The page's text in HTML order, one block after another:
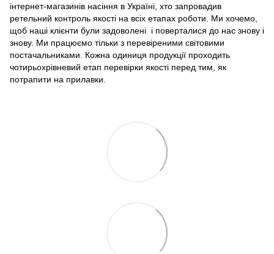
інтернет-магазинів насіння в Україні, хто запровадив
ретельний контроль якості на всіх етапах роботи. Ми хочемо,
щоб наші клієнти були задоволені і поверталися до нас знову і
знову. Ми працюємо тільки з перевіреними світовими
постачальниками. Кожна одиниця продукції проходить
чотирьохрівневий етап перевірки якості перед тим, як
потрапити на прилавки.